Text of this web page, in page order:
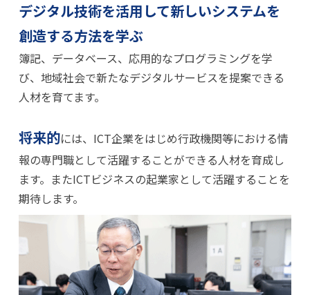
デジタル技術を活用して新しいシステムを
創造する方法を学ぶ
簿記、データベース、応用的なプログラミングを学
び、地域社会で新たなデジタルサービスを提案できる
人材を育てます。
将来的には、ICT企業をはじめ行政機関等における情
報の専門職として活躍することができる人材を育成し
ます。またICTビジネスの起業家として活躍することを
期待します。